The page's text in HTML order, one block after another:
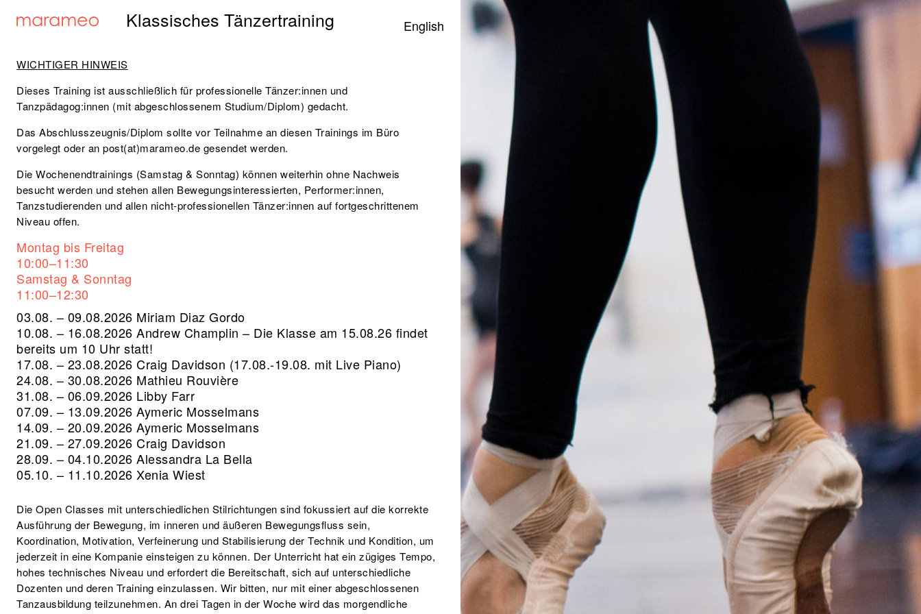
Klassisches Tänzertraining English
WICHTIGER HINWEIS
Dieses Training ist ausschließlich für professionelle Tänzer:innen und
Tanzpädagog:innen (mit abgeschlossenem Studium/Diplom) gedacht.
Das Abschlusszeugnis/Diplom sollte vor Teilnahme an diesen Trainings im Büro
vorgelegt oder an post(at)marameo.de gesendet werden.
DieWochenendtrainings (Samstag & Sonntag) können weiterhin ohne Nachweis
besucht werden und stehen allen Bewegungsinteressierten, Performer:innen,
Tanzstudierenden und allen nicht-professionellen Tänzer:innenauf fortgeschrittenem
Niveau offen.
Montag bis Freitag
10:00–11:30
Samstag & Sonntag
11:00–12:30
03.08. – 09.08.2026 Miriam Diaz Gordo
10.08. – 16.08.2026Andrew Champlin – Die Klasse am 15.08.26 findet
bereits um 10 Uhr statt!
17.08. – 23.08.2026Craig Davidson (17.08.-19.08. mit Live Piano)
24.08. – 30.08.2026 Mathieu Rouvière
31.08. – 06.09.2026 Libby Farr
07.09. – 13.09.2026Aymeric Mosselmans
14.09. – 20.09.2026Aymeric Mosselmans
21.09. – 27.09.2026Craig Davidson
28.09. – 04.10.2026Alessandra La Bella
05.10. – 11.10.2026 Xenia Wiest
Die Open Classes mit unterschiedlichen Stilrichtungen sind fokussiert auf die korrekte
Ausführung der Bewegung, im inneren und äußeren Bewegungsfluss sein,
Koordination, Motivation, Verfeinerung und Stabilisierung der Technik und Kondition, um
jederzeit in eine Kompanie einsteigen zu können. Der Unterricht hat ein zügiges Tempo,
hohes technisches Niveau und erfordert die Bereitschaft, sich auf unterschiedliche
Dozenten und deren Training einzulassen. Wir bitten, nur mit einer abgeschlossenen
Tanzausbildung teilzunehmen. An drei Tagen in der Woche wird das morgendliche